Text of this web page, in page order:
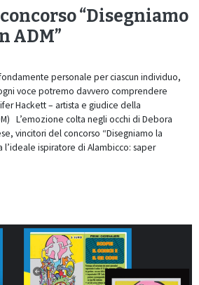
“Disegniamo
ADM”
personale per ciascun individuo,
voce potremo davvero comprendere
Hackett – artista e giudice della
L’emozione colta negli occhi di Debora
vincitori del concorso “Disegniamo la
l’ideale ispiratore di Alambicco: saper